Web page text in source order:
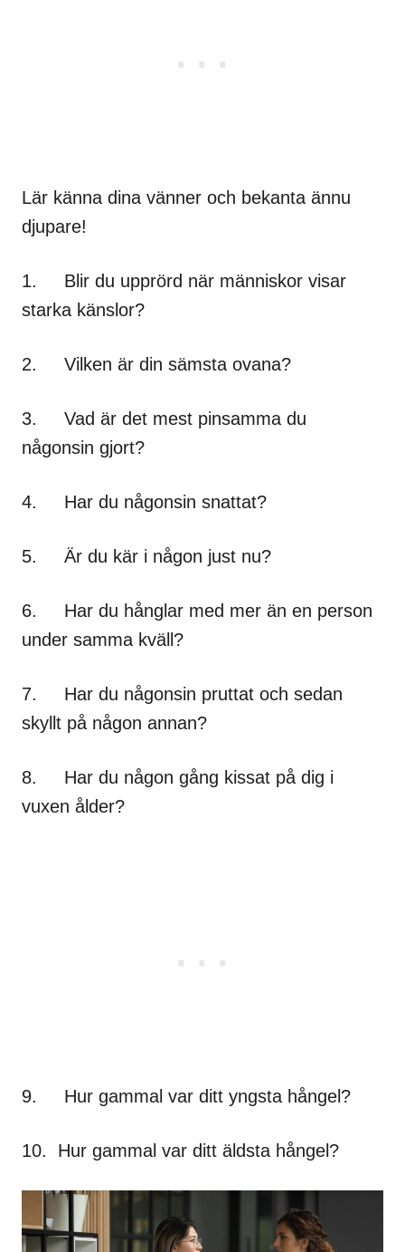
Lär känna dina vänner och bekanta ännu
djupare!
1. Blir du upprörd när människor visar
starka känslor?
2. Vilken är din sämsta ovana?
3. Vad är det mest pinsamma du
någonsin gjort?
4. Har du någonsin snattat?
5. Är du kär i någon just nu?
6. Har du hånglar med mer än en person
under samma kväll?
7. Har du någonsin pruttat och sedan
skyllt på någon annan?
8. Har du någon gång kissat på dig i
vuxen ålder?
9. Hur gammal var ditt yngsta hångel?
10. Hur gammal var ditt äldsta hångel?